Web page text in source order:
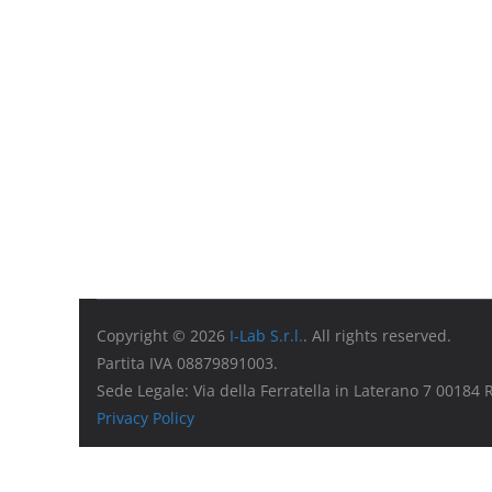
Copyright © 2026 I-Lab S.r.l.. All rights reserved.
Partita IVA 08879891003.
Sede Legale: Via della Ferratella in Laterano 7 00184
Privacy Policy